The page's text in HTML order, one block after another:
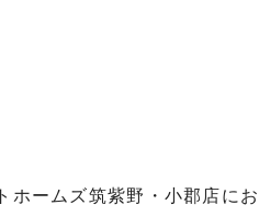
ホームズ筑紫野・小郡店にお